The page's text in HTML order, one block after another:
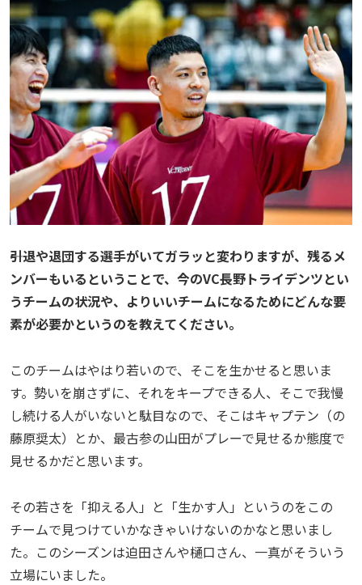
――引退や退団する選手がいてガラッと変わりますが、残るメ
ンバーもいるということで、今のVC長野トライデンツとい
うチームの状況や、よりいいチームになるためにどんな要
素が必要かというのを教えてください。
このチームはやはり若いので、そこを生かせると思いま
す。勢いを崩さずに、それをキープできる人、そこで我慢
し続ける人がいないと駄目なので、そこはキャプテン（の
藤原奨太）とか、最古参の山田がプレーで見せるか態度で
見せるかだと思います。
その若さを「抑える人」と「生かす人」というのをこの
チームで見つけていかなきゃいけないのかなと思いまし
た。このシーズンは迫田さんや樋口さん、一真がそういう
立場にいました。